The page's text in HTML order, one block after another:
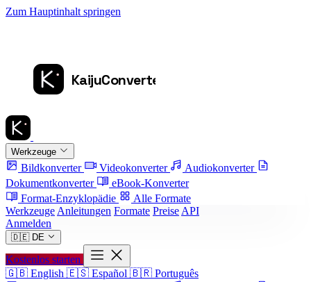
Zum Hauptinhalt springen
Werkzeuge
Bildkonverter Videokonverter
Audiokonverter
Dokumentkonverter
eBook-Konverter
Format-Enzyklopädie
Alle Formate
Werkzeuge Anleitungen Formate Preise API
Anmelden
🇩🇪 DE
Kostenlos starten
🇬🇧 English 🇪🇸 Español 🇧🇷 Português